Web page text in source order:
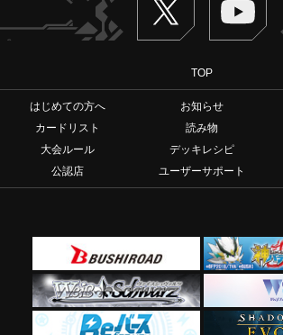
TOP
はじめての方へ お知らせ
カードリスト
読み物
大会ルール
デッキレシピ
公認店
ユーザーサポート